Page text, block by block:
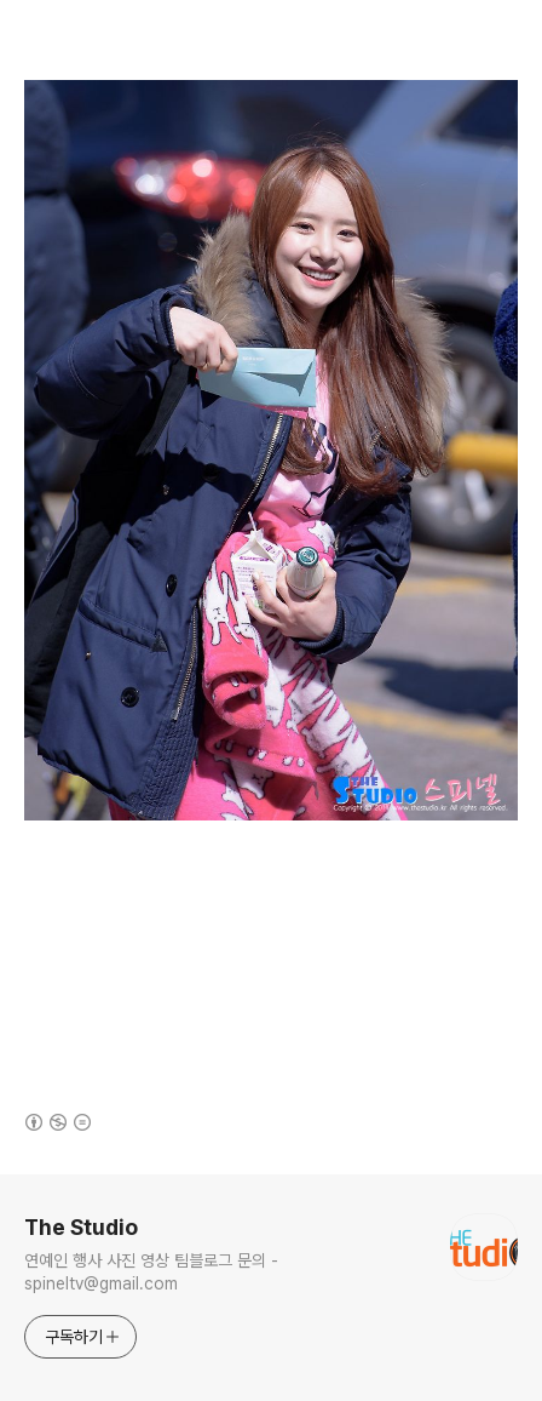
The Studio
연예인 행사 사진 영상 팀블로그 문의 -
spineltv@gmail.com
구독하기